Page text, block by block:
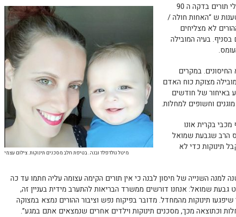
מיטל גולדפלד ובנה. בטיפת חלב מסכנים תינוקות. צילום עצמי
הורים רבים מתלוננים על מגמת ביטולי תורים בדקה ה 90
ש “האחות חולה /
לא מצליחים
בעיה המובילה
החיסונים. במקרים
מצוקת כוח האדם
באיחור של חודשים
וחשופים למחלות.
מכבי בקרית אונו
הרב שגבעת שמואל
תינוקות כדי לא
השנייה של חיסון לבנה כי אין תורים הקימה עצומה עליה חתמו עד כה
גבעת שמואל: אנחנו דורשים ממשרד הבריאות להתערב מידית בעניין זה,
תינוקות מהמחדל. מדובר בפיקוח נפש וציבור ההורים נמצא במצוקה
וכתוצאה מכך, מסכנים תינוקות וילדים אחרים שנמצאים אתם במגע”.